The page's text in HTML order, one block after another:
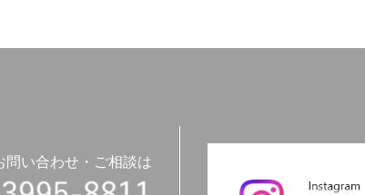
問い合わせ・ご相談は